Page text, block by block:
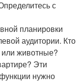
с
планировки
аудитории. Кто
или животные?
Эти
нужно